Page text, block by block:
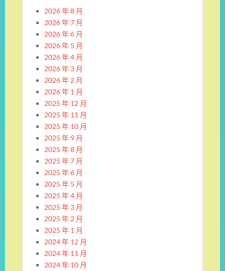
2026 年 8 月
2026 年 7 月
2026 年 6 月
2026 年 5 月
2026 年 4 月
2026 年 3 月
2026 年 2 月
2026 年 1 月
2025 年 12 月
2025 年 11 月
2025 年 10 月
2025 年 9 月
2025 年 8 月
2025 年 7 月
2025 年 6 月
2025 年 5 月
2025 年 4 月
2025 年 3 月
2025 年 2 月
2025 年 1 月
2024 年 12 月
2024 年 11 月
2024 年 10 月